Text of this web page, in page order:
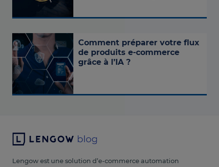
Comment préparer votre flux
de produits e-commerce
grâce à l’IA ?
Lengow est une solution d’e-commerce automation